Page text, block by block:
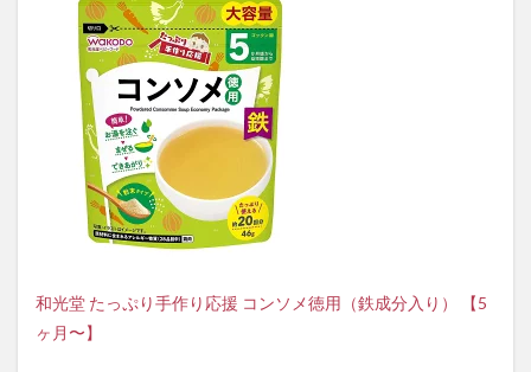
和光堂 たっぷり手作り応援 コンソメ徳用（鉄成分入り） 【5
ヶ月〜】